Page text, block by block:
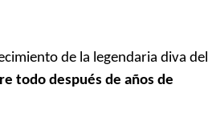
de la legendaria diva del
todo después de años de